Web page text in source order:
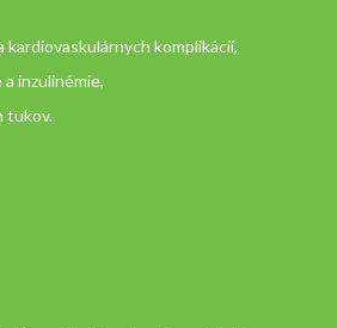
kardiovaskulárnych komplikácií,
inzulinémie,
tukov.